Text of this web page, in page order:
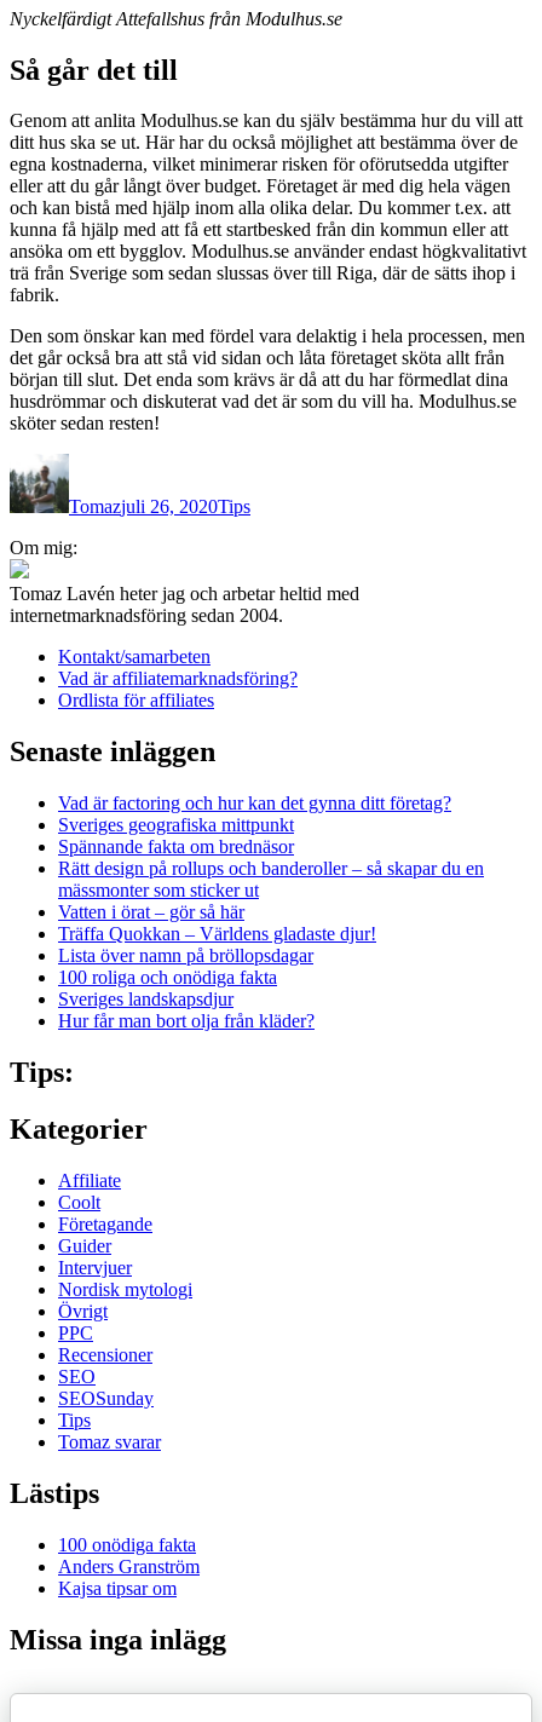
Nyckelfärdigt Attefallshus från Modulhus.se
Så går det till
Genom att anlita Modulhus.se kan du själv bestämma hur du vill att
ditt hus ska se ut. Här har du också möjlighet att bestämma över de
egna kostnaderna, vilket minimerar risken för oförutsedda utgifter
eller att du går långt över budget. Företaget är med dig hela vägen
och kan bistå med hjälp inom alla olika delar. Du kommer t.ex. att
kunna få hjälp med att få ett startbesked från din kommun eller att
ansöka om ett bygglov. Modulhus.se använder endast högkvalitativt
trä från Sverige som sedan slussas över till Riga, där de sätts ihop i
fabrik.
Den som önskar kan med fördel vara delaktig i hela processen, men
det går också bra att stå vid sidan och låta företaget sköta allt från
början till slut. Det enda som krävs är då att du har förmedlat dina
husdrömmar och diskuterat vad det är som du vill ha. Modulhus.se
sköter sedan resten!
Författare
Tomazjuli 26, 2020Tips
Inläggsnavigering
Om mig:
Tomaz Lavén heter jag och arbetar heltid med
internetmarknadsföring sedan 2004.
Kontakt/samarbeten
Vad är affiliatemarknadsföring?
Ordlista för affiliates
Senaste inläggen
Vad är factoring och hur kan det gynna ditt företag?
Sveriges geografiska mittpunkt
Spännande fakta om brednäsor
Rätt design på rollups och banderoller – så skapar du en
mässmonter som sticker ut
Vatten i örat – gör så här
Träffa Quokkan – Världens gladaste djur!
Lista över namn på bröllopsdagar
100 roliga och onödiga fakta
Sveriges landskapsdjur
Hur får man bort olja från kläder?
Tips:
Kategorier
Affiliate
Coolt
Företagande
Guider
Intervjuer
Nordisk mytologi
Övrigt
PPC
Recensioner
SEO
SEOSunday
Tips
Tomaz svarar
Lästips
100 onödiga fakta
Anders Granström
Kajsa tipsar om
Missa inga inlägg